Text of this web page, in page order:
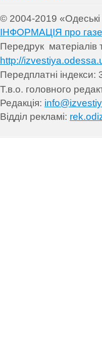
© 2004-2019 «Одеські
ІНФОРМАЦІЯ про
Передрук матеріалів
http://
Передплатні індекси:
Т.в.о. головного
Редакція:
Відділ рекламі: